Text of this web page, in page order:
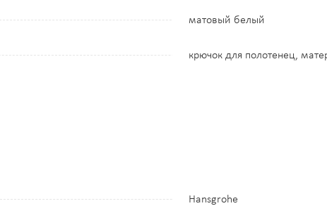
матовый белый
крючок для полотенец,
Hansgrohe